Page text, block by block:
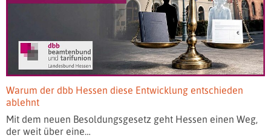
Warum der dbb Hessen diese Entwicklung entschieden
ablehnt
Mit dem neuen Besoldungsgesetz geht Hessen einen Weg,
der weit über eine…